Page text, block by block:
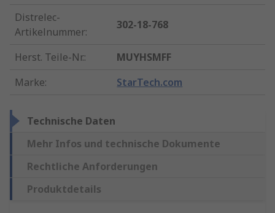
Distrelec-
Artikelnummer:
302-18-768
Herst. Teile-Nr.:
MUYHSMFF
Marke: StarTech.com
Technische Daten
Mehr Infos und technische Dokumente
Rechtliche Anforderungen
Produktdetails